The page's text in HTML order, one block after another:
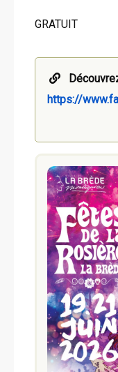
GRATUIT
https://